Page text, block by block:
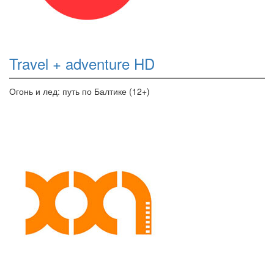
Travel + adventure HD
Огонь и лед: путь по Балтике (12+)